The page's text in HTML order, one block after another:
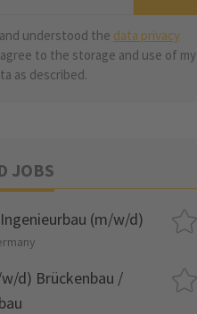
understood the data privacy
to the storage and use of my
as described.
JOBS
(m/w/d)
d) Brückenbau /